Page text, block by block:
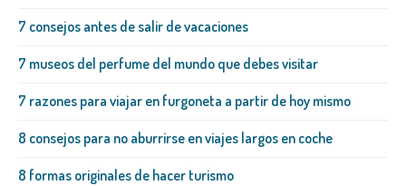
7 consejos antes de salir de vacaciones
7 museos del perfume del mundo que debes visitar
7 razones para viajar en furgoneta a partir de hoy mismo
8 consejos para no aburrirse en viajes largos en coche
8 formas originales de hacer turismo